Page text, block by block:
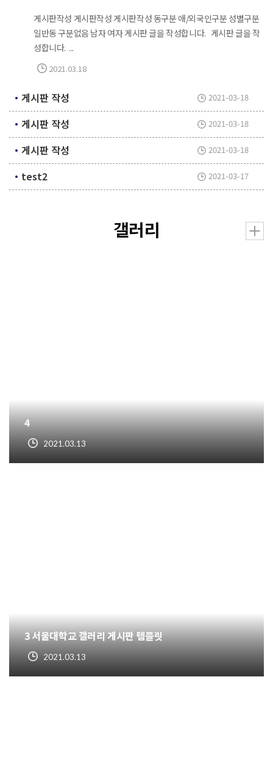
게시판작성 게시판작성 게시판작성 동구분 애/외국인구분 성별구분
일반동 구분없음 남자 여자 게시판 글을 작성합니다. 게시판 글을 작
성합니다. ...
2021.03.18
게시판 작성 2021-03-18
게시판 작성 2021-03-18
게시판 작성 2021-03-18
test2 2021-03-17
갤러리
4
2021.03.13
3 서울대학교 갤러리 게시판 템플릿
2021.03.13